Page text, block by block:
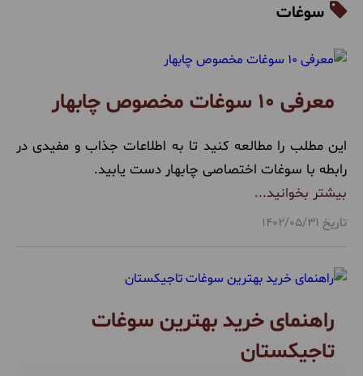
بهترین زمان سفر
اطلاعات عمومی (284)
تورهای ارزان قیمت (3)
جاهای دیدنی
تورهای طبیعت گردی خارجی(18)
راهنمای سفر
تفریحات
سوغات
معرفی ۱۰ سوغات مخصوص چابهار
این مطلب را مطالعه کنید تا به اطلاعات جذاب و مفیدی در
رابطه با سوغات اختصاصی چابهار دست یابید.
بیشتر بخوانید...
تاریخ 1402/05/31
راهنمای خرید بهترین سوغات
تاجیکستان